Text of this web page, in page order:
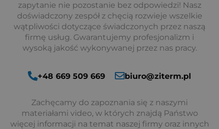
zapytanie nie pozostanie bez odpowiedzi! Nasz
doświadczony zespół z chęcią rozwieje wszelkie
wątpliwości dotyczące świadczonych przez naszą
firmę usług. Gwarantujemy profesjonalizm i
wysoką jakość wykonywanej przez nas pracy.
+48 669 509 669 biuro@ziterm.pl
Zachęcamy do zapoznania się z naszymi
materiałami video, w których znajdą Państwo
więcej informacji na temat naszej firmy oraz innych